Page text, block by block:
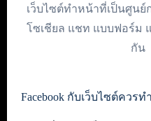
เว็บไซต์ทำหน้าที่เป็นศูนย์
โซเชียล แชท แบบฟอร์ม
กัน
Facebook กับเว็บไซต์ควร